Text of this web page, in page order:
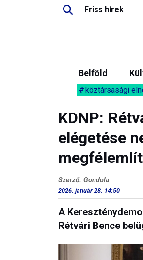
Friss hírek
Belföld
köztársasági
KDNP:
elégetése
Szerző: Gondola
2026. január 28. 14:50
A
Rétvári Bence